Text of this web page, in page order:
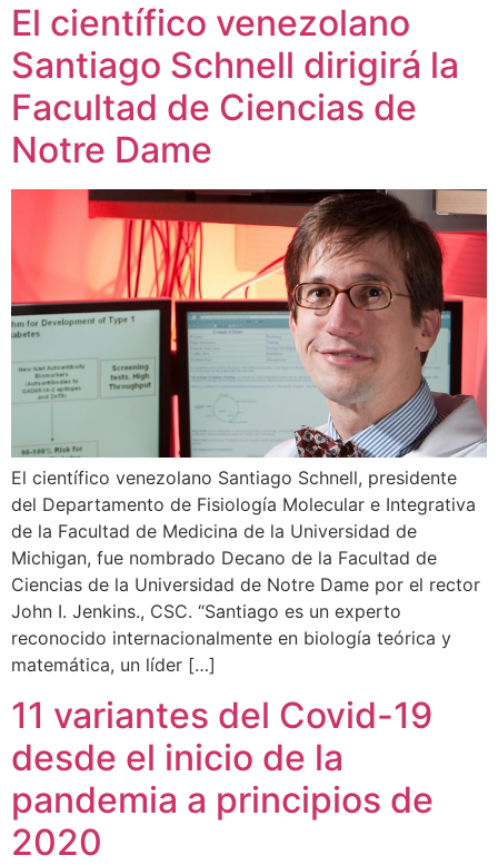
El científico venezolano
Santiago Schnell dirigirá la
Facultad de Ciencias de
Notre Dame
El científico venezolano Santiago Schnell, presidente
del Departamento de Fisiología Molecular e Integrativa
de la Facultad de Medicina de la Universidad de
Michigan, fue nombrado Decano de la Facultad de
Ciencias de la Universidad de Notre Dame por el rector
John I. Jenkins., CSC. “Santiago es un experto
reconocido internacionalmente en biología teórica y
matemática, un líder […]
11 variantes del Covid-19
desde el inicio de la
pandemia a principios de
2020